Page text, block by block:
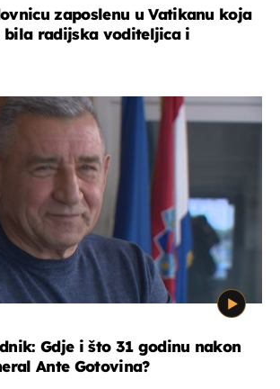
zaposlenu u Vatikanu koja
bila radijska voditeljica i
Gdje i što 31 godinu nakon
Ante Gotovina?